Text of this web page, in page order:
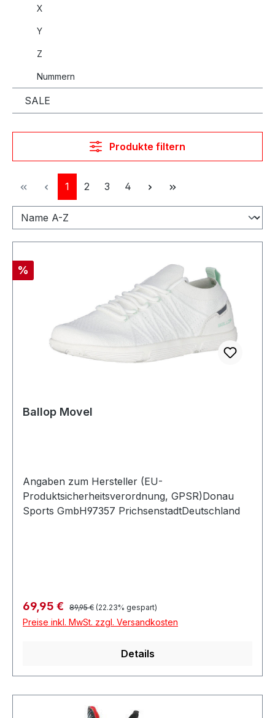
X
Y
Z
Nummern
SALE
Produkte filtern
Seite
1 Seite
2 Seite
3 Seite
4
Rabatt
%
Ballop Movel
Angaben zum Hersteller (EU-
Produktsicherheitsverordnung, GPSR)Donau
Sports GmbH97357 PrichsenstadtDeutschland
Verkaufspreis:
69,95 € Regulärer Preis:
89,95 € (22.23% gespart)
Preise inkl. MwSt. zzgl. Versandkosten
Details